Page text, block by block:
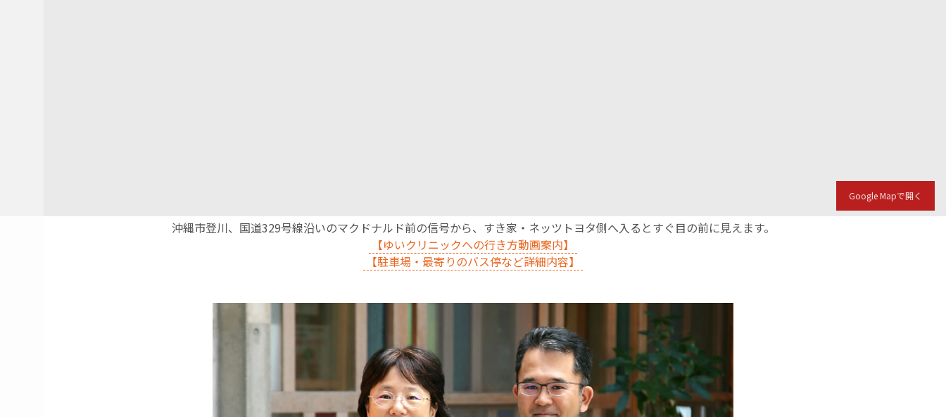
Google Mapで開く
沖縄市登川、国道329号線沿いのマクドナルド前の信号から、すき家・ネッツトヨタ側へ入るとすぐ目の前に見えます。
【ゆいクリニックへの行き方動画案内】
【駐車場・最寄りのバス停など詳細内容】